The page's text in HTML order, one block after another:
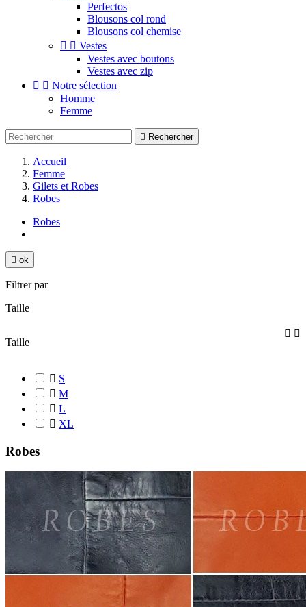
Perfectos
Blousons col rond
Blousons col chemise
  Vestes
Vestes avec boutons
Vestes avec zip
  Notre sélection
Homme
Femme
 Rechercher
Accueil
Femme
Gilets et Robes
Robes
Robes
 ok
Filtrer par
Taille
Taille
 
 S
 M
 L
 XL
Robes